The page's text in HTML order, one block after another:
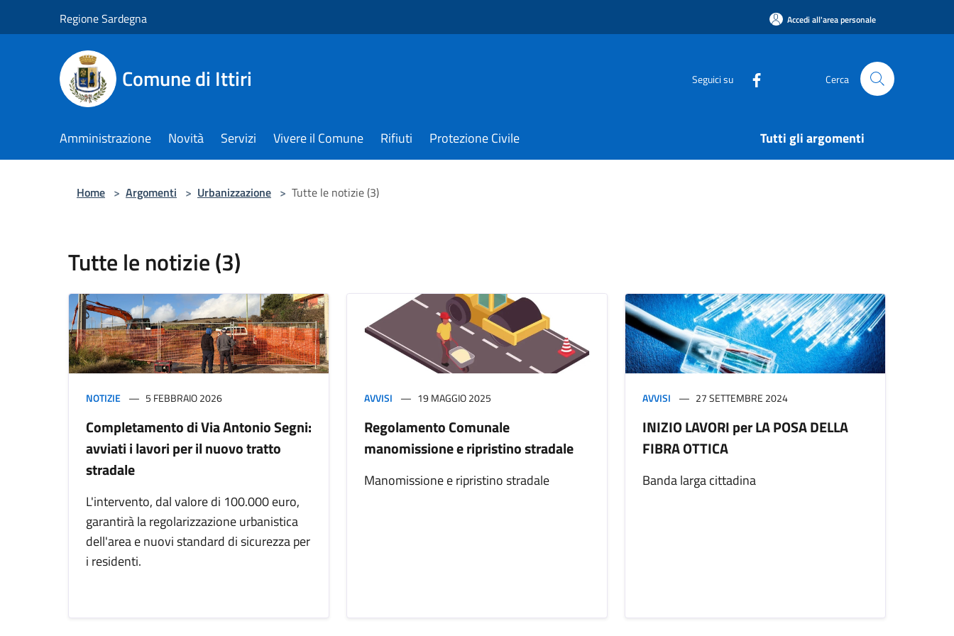
Regione Sardegna Accedi all'area personale
Comune di Ittiri Seguici su Cerca
Amministrazione Novità Servizi Vivere il Comune Rifiuti Protezione Civile Tutti gli argomenti
Home > Argomenti > Urbanizzazione > Tutte le notizie (3)
Tutte le notizie (3)
NOTIZIE 5 FEBBRAIO 2026
Completamento di Via Antonio Segni:
avviati i lavori per il nuovo tratto
stradale
L'intervento, dal valore di 100.000 euro,
garantirà la regolarizzazione urbanistica
dell'area e nuovi standard di sicurezza per
i residenti.
AVVISI 19 MAGGIO 2025
Regolamento Comunale
manomissione e ripristino stradale
Manomissione e ripristino stradale
AVVISI 27 SETTEMBRE 2024
INIZIO LAVORI per LA POSA DELLA
FIBRA OTTICA
Banda larga cittadina